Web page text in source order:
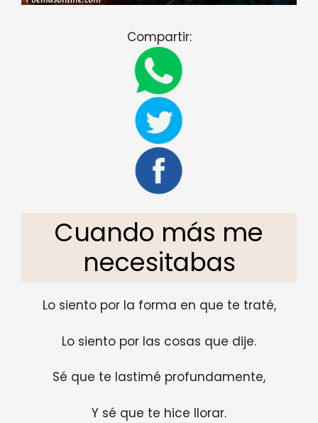
Compartir:
Cuando más me
necesitabas
Lo siento por la forma en que te traté,
Lo siento por las cosas que dije.
Sé que te lastimé profundamente,
Y sé que te hice llorar.